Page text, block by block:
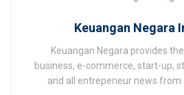
Keuangan Negara
Keuangan Negara provides
business, e-commerce, start-up,
and all entrepeneur news from